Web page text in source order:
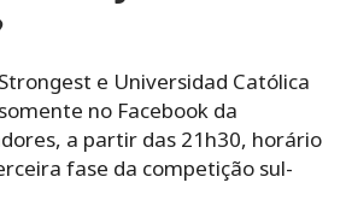
e Universidad Católica
no Facebook da
a partir das 21h30, horário
fase da competição sul-